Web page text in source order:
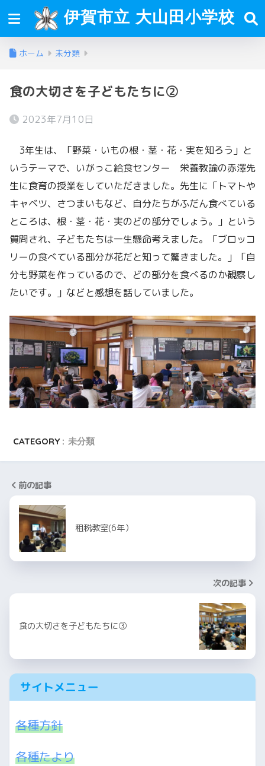
伊賀市立 大山田小学校
ホーム 未分類
食の大切さを子どもたちに②
2023年7月10日
3年生は、「野菜・いもの根・茎・花・実を知ろう」と
いうテーマで、いがっこ給食センター 栄養教諭の赤澤先
生に食育の授業をしていただきました。先生に「トマトや
キャベツ、さつまいもなど、自分たちがふだん食べている
ところは、根・茎・花・実のどの部分でしょう。」という
質問され、子どもたちは一生懸命考えました。「ブロッコ
リーの食べている部分が花だと知って驚きました。」「自
分も野菜を作っているので、どの部分を食べるのか観察し
たいです。」などと感想を話していました。
CATEGORY : 未分類
前の記事
租税教室(6年）
次の記事
食の大切さを子どもたちに③
サイトメニュー
各種方針
各種たより